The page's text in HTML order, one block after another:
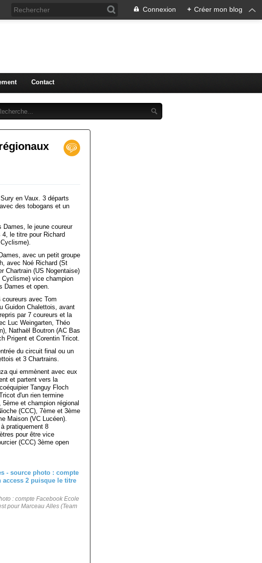
Connexion + Créer mon blog
Contact
en Vaux. 3 départs
des tobogans et un
le jeune coureur
le titre pour Richard
avec un petit groupe
avec Noé Richard (St
Chartrain (US Nogentaise)
Cyclisme) vice champion
Dames et open.
avec Tom
Guidon Chalettois, avant
par 7 coureurs et la
Luc Weingarten, Théo
Nathaël Boutron (AC Bas
Prigent et Corentin Tricot.
du circuit final ou un
et 3 Chartrains.
qui emmènent avec eux
et partent vers la
Tanguy Floch
d'un rien termine
et champion régional
(CCC), 7ème et 3ème
Maison (VC Lucéen).
pratiquement 8
pour être vice
(CCC) 3ème open
: compte Facebook Ecole
pour Marceau Alles (Team